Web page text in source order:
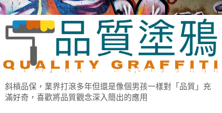
斜槓品保，業界打滾多年但還是像個男孩一樣對「品質」充
滿好奇，喜歡將品質觀念深入簡出的應用